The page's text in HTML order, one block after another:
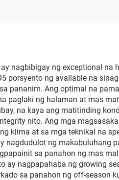
nagbibigay ng exceptional
porsyento ng available na
pananim. Ang optimal na
paglaki ng halaman at mas
na kaya ang matitinding
nito. Ang mga
klima at sa mga teknikal na
nagdudulot ng
sa panahon ng mas
ay nagpapahaba ng growing
sa panahon ng off-season